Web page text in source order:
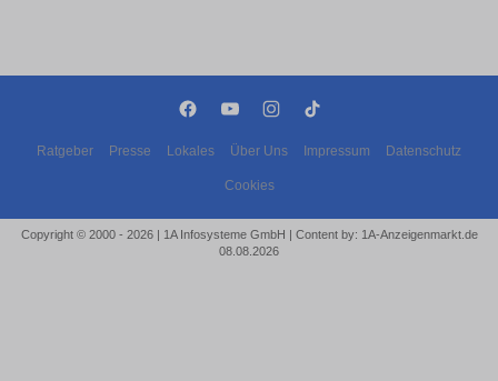
Ratgeber Presse Lokales Über Uns Impressum Datenschutz
Cookies
Copyright © 2000 - 2026 | 1A Infosysteme GmbH | Content by: 1A-Anzeigenmarkt.de
08.08.2026